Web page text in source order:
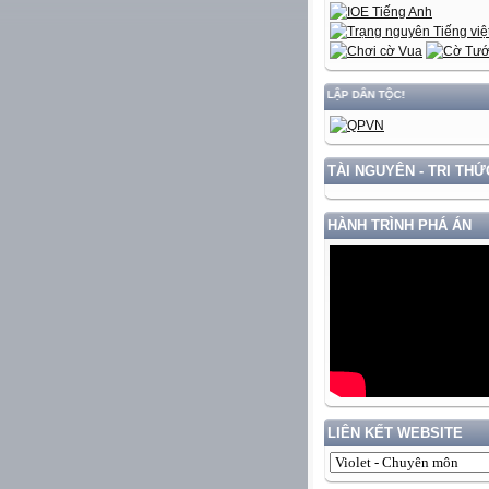
VỚI BẢO VỆ VỮNG CHẮC CHỦ QUYỀN VÀ ĐỘC LẬP DÂN TỘC!
TÀI NGUYÊN - TRI
HÀNH TRÌNH PHÁ ÁN
LIÊN KẾT WEBSITE